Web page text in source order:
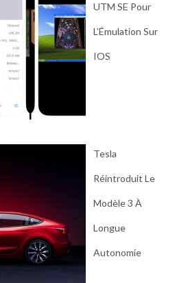
UTM SE Pour
L’Émulation Sur
IOS
Tesla
Réintroduit Le
Modèle 3 À
Longue
Autonomie